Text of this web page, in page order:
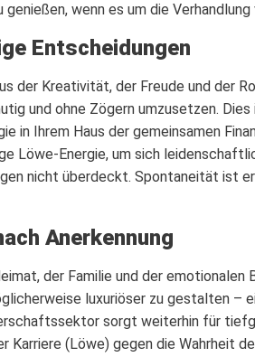
wenn es um die
Entscheidungen
der Kreativität, der Freude und der
und ohne Zögern umzusetzen.
in Ihrem Haus der gemeinsamen
Löwe-Energie, um sich
nicht überdeckt. Spontaneität ist
Anerkennung
der Familie und der emotionalen
luxuriöser zu gestalten –
sorgt weiterhin für
Karriere (Löwe) gegen die Wahrheit